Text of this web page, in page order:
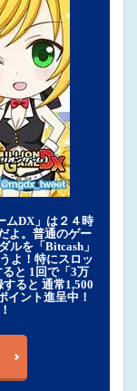
ムDX」は２４時
よ。普通のゲー
ルを「Bitcash」
よ！特にスロッ
と 1回で「3万
ると 通常1,500
イント進呈中！